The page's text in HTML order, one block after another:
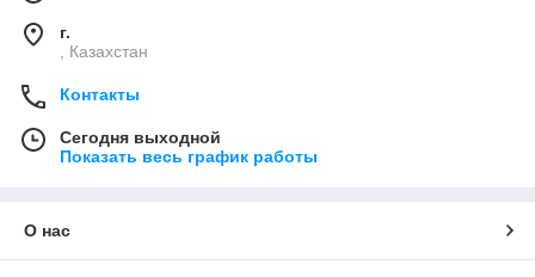
г.
, Казахстан
Контакты
Сегодня выходной
Показать весь график работы
О нас